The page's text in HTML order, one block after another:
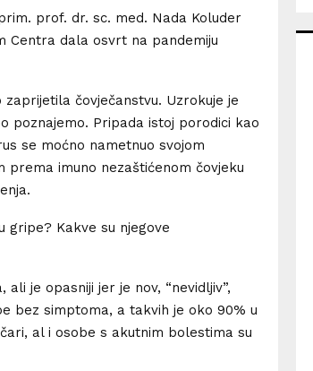
prof. dr. sc. med. Nada Koluder
Centra dala osvrt na pandemiju
čovječanstvu. Uzrokuje je
poznajemo. Pripada istoj porodici kao
se moćno nametnuo svojom
prema imuno nezaštićenom čovjeku
gripe? Kakve su njegove
je opasniji jer je nov, “nevidljiv”,
bez simptoma, a takvih je oko 90% u
al i osobe s akutnim bolestima su